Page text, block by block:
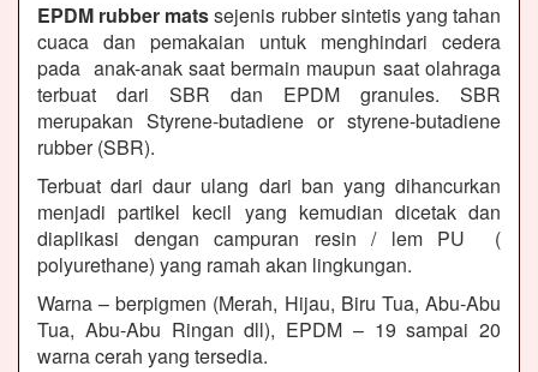
EPDM rubber matssejenis rubber sintetis yang tahan
cuaca dan pemakaian untuk menghindari cedera
pada anak-anak saat bermain maupun saat olahraga
terbuat dari SBR dan EPDM granules. SBR
merupakan Styrene-butadiene or styrene-butadiene
rubber (SBR).
Terbuat dari daur ulang dari ban yang dihancurkan
menjadi partikel kecil yang kemudian dicetak dan
diaplikasi dengan campuran resin / lem PU (
polyurethane) yang ramah akan lingkungan.
Warna – berpigmen (Merah, Hijau, Biru Tua, Abu-Abu
Tua, Abu-Abu Ringan dll), EPDM – 19 sampai 20
warna cerah yang tersedia.